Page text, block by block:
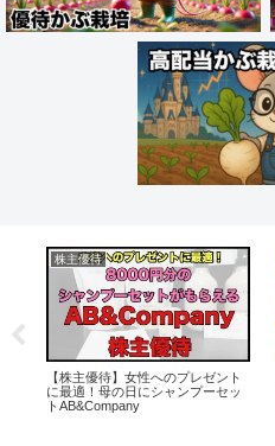
株主優待
【株主優待】女性へのプレゼント
に最適！母の日にシャンプーセッ
トAB&Company